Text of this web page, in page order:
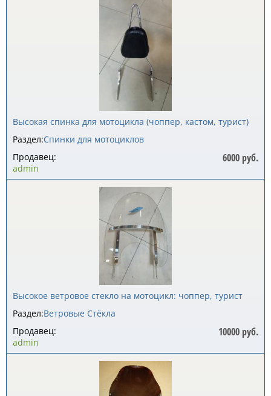
Высокая спинка для мотоцикла (чоппер, кастом, турист)
Раздел:Спинки для мотоциклов
6000 руб.
Продавец:
admin
Высокое ветровое стекло на мотоцикл: чоппер, турист
Раздел:Ветровые Стёкла
10000 руб.
Продавец:
admin